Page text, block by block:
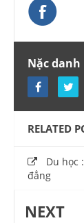
Nặc danh
RELATED
Du học
đẳng
NEXT